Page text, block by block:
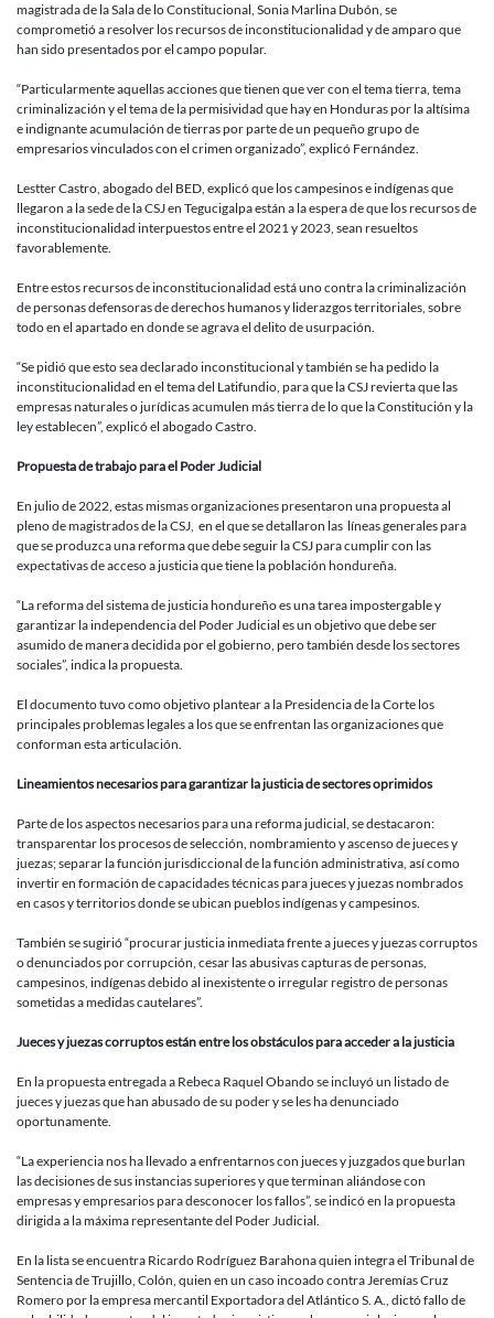
magistrada de la Sala de lo Constitucional, Sonia Marlina Dubón, se
comprometió a resolver los recursos de inconstitucionalidad y de amparo que
han sido presentados por el campo popular.
“Particularmente aquellas acciones que tienen que ver con el tema tierra, tema
criminalización y el tema de la permisividad que hay en Honduras por la altísima
e indignante acumulación de tierras por parte de un pequeño grupo de
empresarios vinculados con el crimen organizado”, explicó Fernández.
Lestter Castro, abogado del BED, explicó que los campesinos e indígenas que
llegaron a la sede de la CSJ en Tegucigalpa están a la espera de que los recursos de
inconstitucionalidad interpuestos entre el 2021 y 2023, sean resueltos
favorablemente.
Entre estos recursos de inconstitucionalidad está uno contra la criminalización
de personas defensoras de derechos humanos y liderazgos territoriales, sobre
todo en el apartado en donde se agrava el delito de usurpación.
“Se pidió que esto sea declarado inconstitucional y también se ha pedido la
inconstitucionalidad en el tema del Latifundio, para que la CSJ revierta que las
empresas naturales o jurídicas acumulen más tierra de lo que la Constitución y la
ley establecen”, explicó el abogado Castro.
Propuesta de trabajo para el Poder Judicial
En julio de 2022, estas mismas organizaciones presentaron una propuesta al
pleno de magistrados de la CSJ, en el que se detallaron las líneas generales para
que se produzca una reforma que debe seguir la CSJ para cumplir con las
expectativas de acceso a justicia que tiene la población hondureña.
“La reforma del sistema de justicia hondureño es una tarea impostergable y
garantizar la independencia del Poder Judicial es un objetivo que debe ser
asumido de manera decidida por el gobierno, pero también desde los sectores
sociales”, indica la propuesta.
El documento tuvo como objetivo plantear a la Presidencia de la Corte los
principales problemas legales a los que se enfrentan las organizaciones que
conforman esta articulación.
Lineamientos necesarios para garantizar la justicia de sectores oprimidos
Parte de los aspectos necesarios para una reforma judicial, se destacaron:
transparentar los procesos de selección, nombramiento y ascenso de jueces y
juezas; separar la función jurisdiccional de la función administrativa, así como
invertir en formación de capacidades técnicas para jueces y juezas nombrados
en casos y territorios donde se ubican pueblos indígenas y campesinos.
También se sugirió “procurar justicia inmediata frente a jueces y juezas corruptos
o denunciados por corrupción, cesar las abusivas capturas de personas,
campesinos, indígenas debido al inexistente o irregular registro de personas
sometidas a medidas cautelares”.
Jueces y juezas corruptos están entre los obstáculos para acceder a la justicia
En la propuesta entregada a Rebeca Raquel Obando se incluyó un listado de
jueces y juezas que han abusado de su poder y se les ha denunciado
oportunamente.
“La experiencia nos ha llevado a enfrentarnos con jueces y juzgados que burlan
las decisiones de sus instancias superiores y que terminan aliándose con
empresas y empresarios para desconocer los fallos”, se indicó en la propuesta
dirigida a la máxima representante del Poder Judicial.
En la lista se encuentra Ricardo Rodríguez Barahona quien integra el Tribunal de
Sentencia de Trujillo, Colón, quien en un caso incoado contra Jeremías Cruz
Romero por la empresa mercantil Exportadora del Atlántico S. A., dictó fallo de